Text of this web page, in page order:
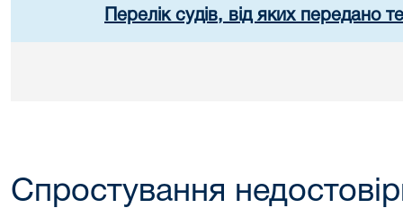
Перелік судів, від яких передано
Спростування